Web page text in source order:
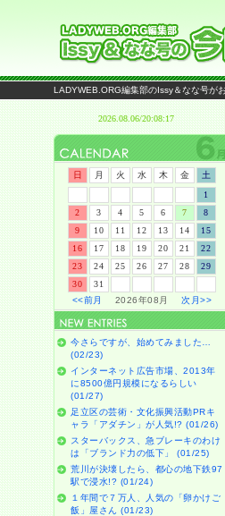
LADYWEB.ORG編集部のIssy＆なな号が
日 月 火 水 木 金
土
1
2
3 4 5 6 7
8
9
10 11 12 13 14
15
16
17 18 19 20 21
22
23
24 25 26 27 28
29
30
31
<<前月
2026年08月次月>>
今さらですが、始めてみました…
(02/23)
インターネット広告市場、2013年
に8500億円規模になるらしい
(01/27)
足立区の芸術・文化振興活動PRキ
ャラ「アダチン」が人気!? (01/26)
スターバックス、急ブレーキのわけ
は「ブランド力の低下」 (01/25)
荒川が決壊したら、都心の地下鉄97
駅で浸水!? (01/24)
１年間で７万人、人気の「卵かけご
飯」屋さん (01/23)